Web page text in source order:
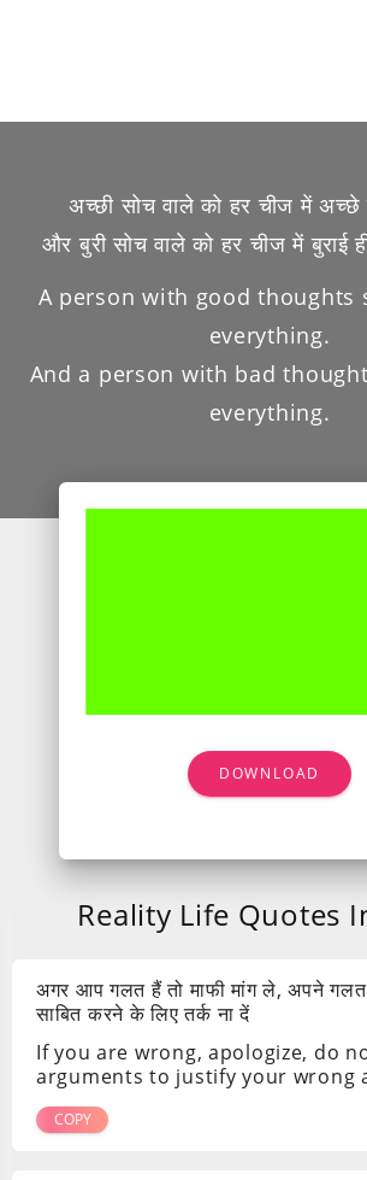
अच्छी सोच वाले को हर चीज में
और बुरी सोच वाले को हर चीज में बुराई
A person with good thoughts
everything.
And a person with bad
everything.
DOWNLOAD
Reality Life Quotes
अगर आप गलत हैं तो माफी मांग ले, अपने गलत
साबित करने के लिए तर्क ना दें
If you are wrong, apologize, do
arguments to justify your wrong
COPY